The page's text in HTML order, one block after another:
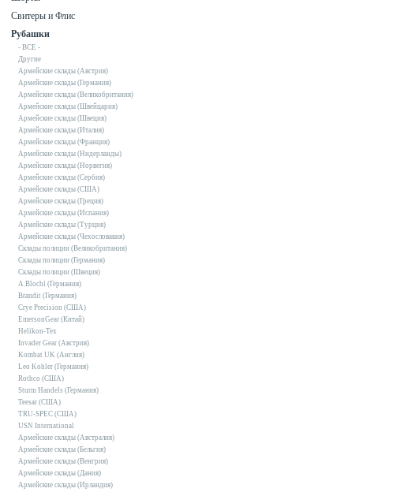
Свитеры и Флис
Рубашки
- ВСЕ -
Другие
Армейские склады (Австрия)
Армейские склады (Германия)
Армейские склады (Великобритания)
Армейские склады (Швейцария)
Армейские склады (Швеция)
Армейские склады (Италия)
Армейские склады (Франция)
Армейские склады (Нидерланды)
Армейские склады (Норвегия)
Армейские склады (Сербия)
Армейские склады (США)
Армейские склады (Греция)
Армейские склады (Испания)
Армейские склады (Турция)
Армейские склады (Чехословакия)
Склады полиции (Великобритания)
Склады полиции (Германия)
Склады полиции (Швеция)
A.Blochl (Германия)
Brandit (Германия)
Crye Precision (США)
EmersonGear (Китай)
Helikon-Tex
Invader Gear (Австрия)
Kombat UK (Англия)
Leo Kohler (Германия)
Rothco (США)
Sturm Handels (Германия)
Teesar (США)
TRU-SPEC (США)
USN International
Армейские склады (Австралия)
Армейские склады (Бельгия)
Армейские склады (Венгрия)
Армейские склады (Дания)
Армейские склады (Ирландия)